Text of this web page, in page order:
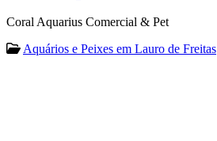
Coral Aquarius Comercial & Pet
Aquários e Peixes em Lauro de Freitas